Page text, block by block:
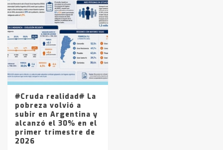
#Cruda realidad# La
pobreza volvió a
subir en Argentina y
alcanzó el 30% en el
primer trimestre de
2026